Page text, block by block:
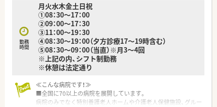
≪こんな方におすすめ≫
■病院薬剤師として幅広い業務に触れやりがいを持って仕事を
していきたい方
■チーム医療に携わりたい方
勤務
時間
月火水木金土日祝
①08：30～17：00
②09：00～17：30
③11：00～19：30
④08：30～19：00（夕方診療17～19時含む）
⑤08：30～09：00（当直）※月3～4回
※上記の内、シフト制勤務
※休憩は法定通り
≪こんな病院です！≫
■全国に70以上の病院を展開しています。
病院のみでなく特別養護老人ホームや介護老人保健施設、グルー